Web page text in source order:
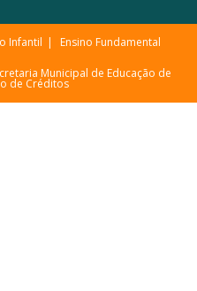
Infantil Ensino Fundamental
Municipal de Educação de
de Créditos